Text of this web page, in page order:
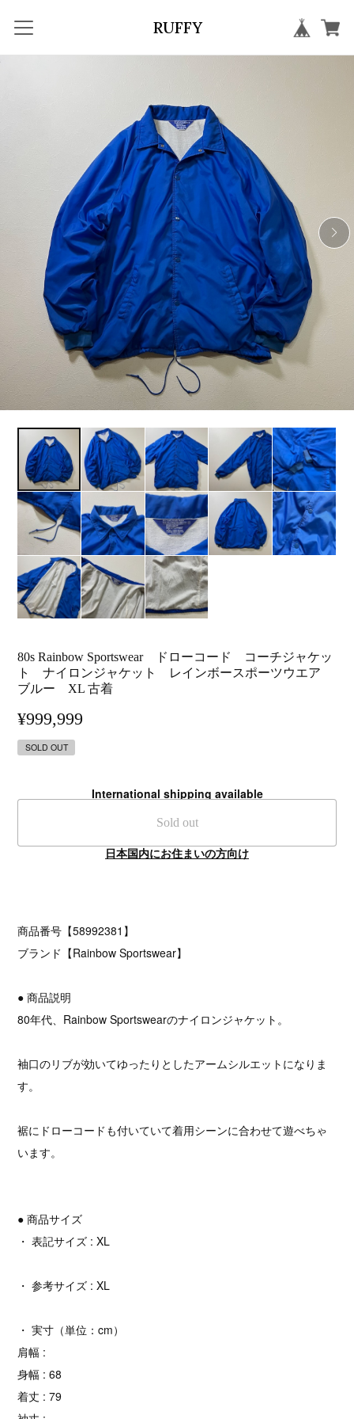
RUFFY
80s Rainbow Sportswear ドローコード コーチジャケッ
ト ナイロンジャケット レインボースポーツウエア
ブルー XL 古着
¥999,999
SOLD OUT
International shipping available
Sold out
日本国内にお住まいの方向け
商品番号【58992381】
ブランド【Rainbow Sportswear】
● 商品説明
80年代、Rainbow Sportswearのナイロンジャケット。
袖口のリブが効いてゆったりとしたアームシルエットになりま
す。
裾にドローコードも付いていて着用シーンに合わせて遊べちゃ
います。
● 商品サイズ
・ 表記サイズ : XL
・ 参考サイズ : XL
・ 実寸（単位：cm）
肩幅 :
身幅 : 68
着丈 : 79